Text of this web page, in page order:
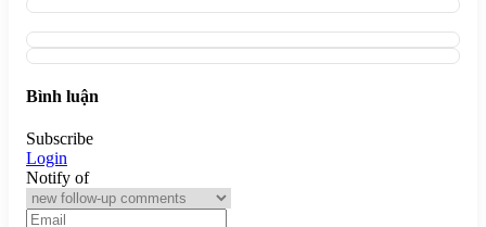
Bình luận
Subscribe
Login
Notify of